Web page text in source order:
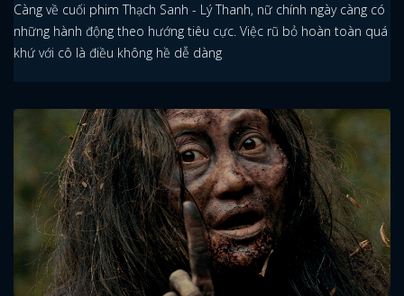
Càng về cuối phim Thạch Sanh - Lý Thanh, nữ chính ngày càng có
những hành động theo hướng tiêu cực. Việc rũ bỏ hoàn toàn quá
khứ với cô là điều không hề dễ dàng